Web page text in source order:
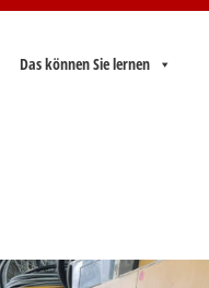
Das können Sie lernen